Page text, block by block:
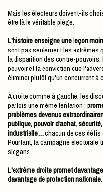
Mais les électeurs doivent-ils
être là le véritable piège.
L'histoire enseigne une leçon
sont pas seulement les extrêmes
la disparition des contre-
pouvoir et la conviction que
éliminer plutôt qu'un concurrent à
À droite comme à gauche, les
parfois une même tentation :
problèmes devenus
publique, pouvoir d'achat,
industrielle…chacun de ces défis
Pourtant, la campagne électorale
slogans.
L'extrême droite promet
davantage de protection nationale.